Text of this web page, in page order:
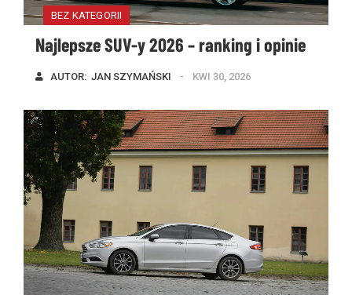
BEZ KATEGORII
Najlepsze SUV-y 2026 – ranking i opinie
AUTOR: JAN SZYMAŃSKI KWI 30, 2026